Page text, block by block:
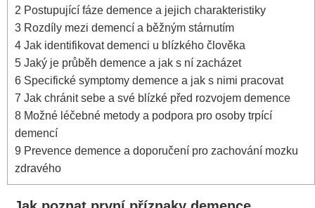
2 Postupující fáze demence a jejich charakteristiky
3 Rozdíly mezi demencí a běžným stárnutím
4 Jak identifikovat demenci u blízkého člověka
5 Jaký je průběh demence a jak s ní zacházet
6 Specifické symptomy demence a jak s nimi pracovat
7 Jak chránit sebe a své blízké před rozvojem demence
8 Možné léčebné metody a podpora pro osoby trpící
demencí
9 Prevence demence a doporučení pro zachování mozku
zdravého